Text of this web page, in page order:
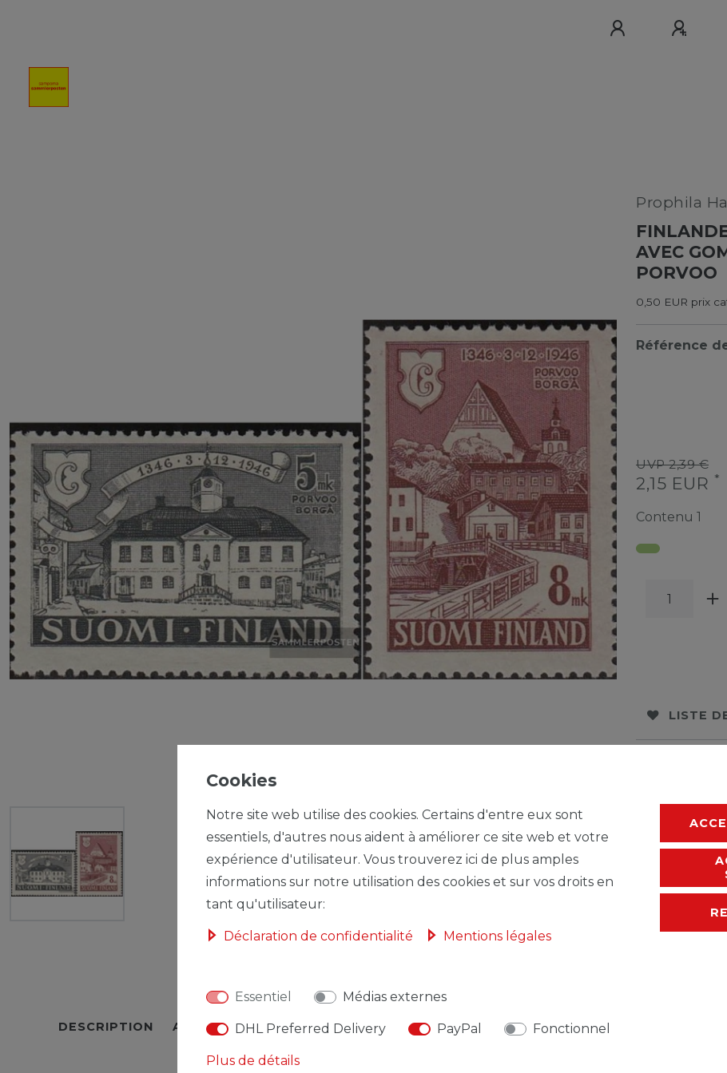
Prophila
AVEC
PORVOO
0,50 EUR prix
Référence
UVP 2,39 €
2,15 EUR *
Contenu 1
LISTE
DESCRIPTION AUTRES DÉTAILS RESPONSABLE DE L'UE FABRICANT
Cookies
Notre site web utilise des cookies. Certains d'entre eux sont
essentiels, d'autres nous aident à améliorer ce site web et votre
expérience d'utilisateur. Vous trouverez ici de plus amples
informations sur notre utilisation des cookies et sur vos droits en
tant qu'utilisateur:
Déclaration de confidentialité Mentions légales
Essentiel Médias externes
DHL Preferred Delivery PayPal Fonctionnel
Plus de détails